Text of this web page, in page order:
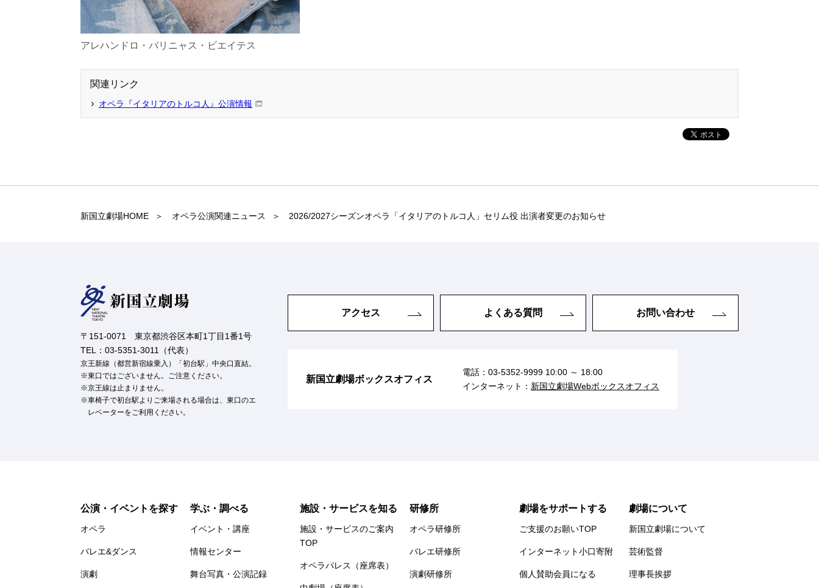
アレハンドロ・バリニャス・ビエイテス
関連リンク
オペラ『イタリアのトルコ人』公演情報
新国立劇場HOME オペラ公演関連ニュース 2026/2027シーズンオペラ「イタリアのトルコ人」セリム役 出演者変更のお知らせ
〒151-0071 東京都渋谷区本町1丁目1番1号
TEL：03-5351-3011（代表）
京王新線（都営新宿線乗入）「初台駅」中央口直結。
東口ではございません。ご注意ください。
京王線は止まりません。
車椅子で初台駅よりご来場される場合は、東口のエ
レベーターをご利用ください。
アクセス よくある質問 お問い合わせ
新国立劇場ボックスオフィス
電話： 03-5352-9999 10:00 ～ 18:00
インターネット： 新国立劇場Webボックスオフィス
公演・イベントを探す
オペラ
バレエ&ダンス
演劇
学ぶ・調べる
イベント・講座
情報センター
舞台写真・公演記録
施設・サービスを知る
施設・サービスのご案内
TOP
オペラパレス（座席表）
研修所
オペラ研修所
バレエ研修所
演劇研修所
劇場をサポートする
ご支援のお願いTOP
インターネット小口寄附
個人賛助会員になる
劇場について
新国立劇場について
芸術監督
理事長挨拶